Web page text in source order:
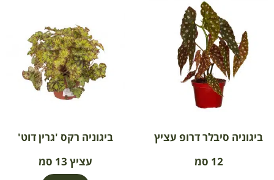
ביגוניה סיבלר דרופ עציץ
12 סמ
ביגוניה רקס 'גרין דוט'
עציץ 13 סמ